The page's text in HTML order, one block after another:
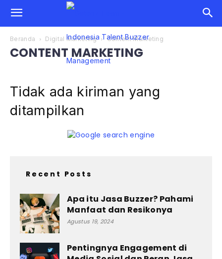
Beranda Digital Marketing Content Marketing
CONTENT MARKETING
Tidak ada kiriman yang
ditampilkan
Recent Posts
Apa itu Jasa Buzzer? Pahami
Manfaat dan Resikonya
Agustus 19, 2024
Pentingnya Engagement di